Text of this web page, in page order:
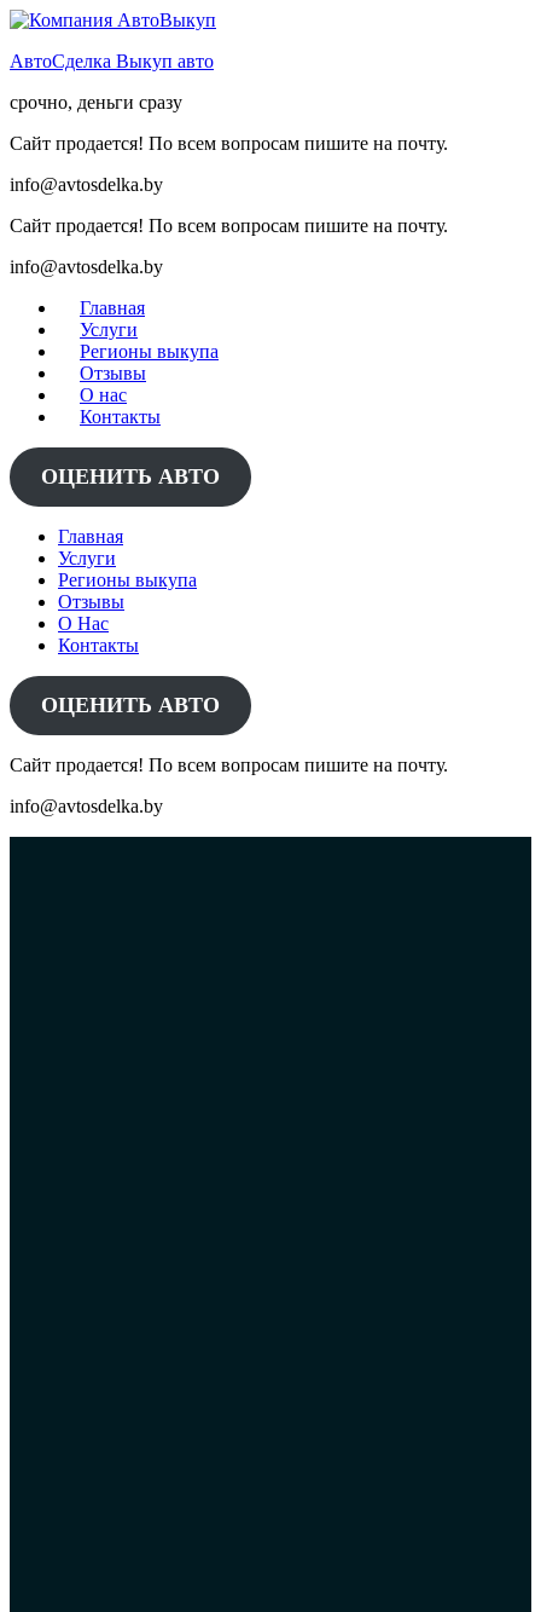
Skip
content
АвтоСделка Выкуп авто
срочно, деньги сразу
Сайт продается! По всем вопросам пишите на почту.
info@avtosdelka.by
Сайт продается! По всем вопросам пишите на почту.
info@avtosdelka.by
Главная
Услуги
Регионы выкупа
Отзывы
О нас
Контакты
ОЦЕНИТЬ АВТО
Главная
Услуги
Регионы выкупа
Отзывы
О Нас
Контакты
ОЦЕНИТЬ АВТО
Сайт продается! По всем вопросам пишите на почту.
info@avtosdelka.by